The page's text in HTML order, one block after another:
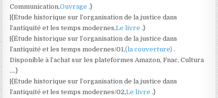
Communication,Ouvrage .}
|{Étude historique sur l’organisation de la justice dans
l’antiquité et les temps modernes,Le livre .}
|{Étude historique sur l’organisation de la justice dans
l’antiquité et les temps modernes/01,(la couverture) .
Disponible à l’achat sur les plateformes Amazon, Fnac, Cultura
….}
|{Étude historique sur l’organisation de la justice dans
l’antiquité et les temps modernes/02,Le livre .}